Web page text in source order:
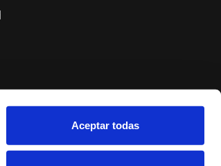
Aceptar todas